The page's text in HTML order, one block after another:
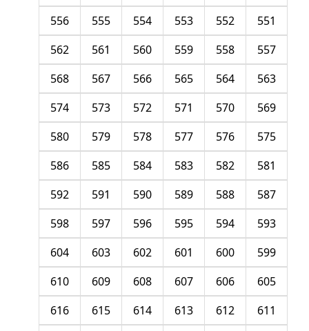
551
552
553
554
555
556
557
558
559
560
561
562
563
564
565
566
567
568
569
570
571
572
573
574
575
576
577
578
579
580
581
582
583
584
585
586
587
588
589
590
591
592
593
594
595
596
597
598
599
600
601
602
603
604
605
606
607
608
609
610
611
612
613
614
615
616